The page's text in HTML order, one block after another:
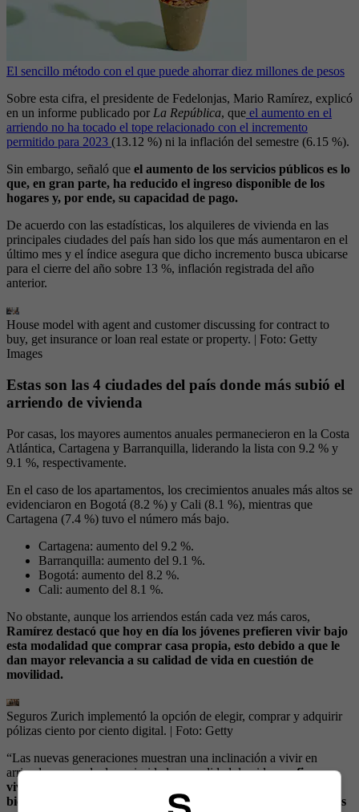
El sencillo método con el que puede ahorrar diez millones de pesos
Sobre esta cifra, el presidente de Fedelonjas, Mario Ramírez, explicó
en un informe publicado por La República, que el aumento en el
arriendo no ha tocado el tope relacionado con el incremento
permitido para 2023 (13.12 %) ni la inflación del semestre (6.15 %).
Sin embargo, señaló que el aumento de los servicios públicos es lo
que, en gran parte, ha reducido el ingreso disponible de los
hogares y, por ende, su capacidad de pago.
De acuerdo con las estadísticas, los alquileres de vivienda en las
principales ciudades del país han sido los que más aumentaron en el
último mes y el índice asegura que dicho incremento busca ubicarse
para el cierre del año sobre 13 %, inflación registrada del año
anterior.
House model with agent and customer discussing for contract to
buy, get insurance or loan real estate or property. | Foto: Getty
Images
Estas son las 4 ciudades del país donde más subió el
arriendo de vivienda
Por casas, los mayores aumentos anuales permanecieron en la Costa
Atlántica, Cartagena y Barranquilla, liderando la lista con 9.2 % y
9.1 %, respectivamente.
En el caso de los apartamentos, los crecimientos anuales más altos se
evidenciaron en Bogotá (8.2 %) y Cali (8.1 %), mientras que
Cartagena (7.4 %) tuvo el número más bajo.
Cartagena: aumento del 9.2 %.
Barranquilla: aumento del 9.1 %.
Bogotá: aumento del 8.2 %.
Cali: aumento del 8.1 %.
No obstante, aunque los arriendos están cada vez más caros,
Ramírez destacó que hoy en día los jóvenes prefieren vivir bajo
esta modalidad que comprar casa propia, esto debido a que le
dan mayor relevancia a su calidad de vida en cuestión de
movilidad.
Seguros Zurich implementó la opción de elegir, comprar y adquirir
pólizas ciento por ciento digital. | Foto: Getty
“Las nuevas generaciones muestran una inclinación a vivir en
arriendo porque le dan prioridad a su calidad de vida,prefieren
vivir muy cerca de sus lugares de trabajo o estudio, llegar en
bicicleta o incluso a pie y por ser hogares mucho más pequeños